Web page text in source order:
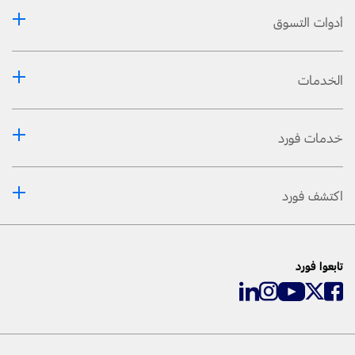
أدوات التسوق
الخدمات
خدمات فورد
اكتشف فورد
تابعوا فورد